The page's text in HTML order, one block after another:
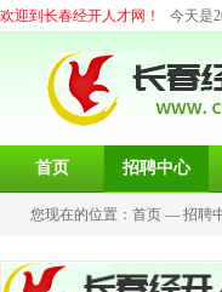
欢迎到长春经开人才网！ 今天是
首页 招聘中心
您现在的位置： 首页 — 招聘